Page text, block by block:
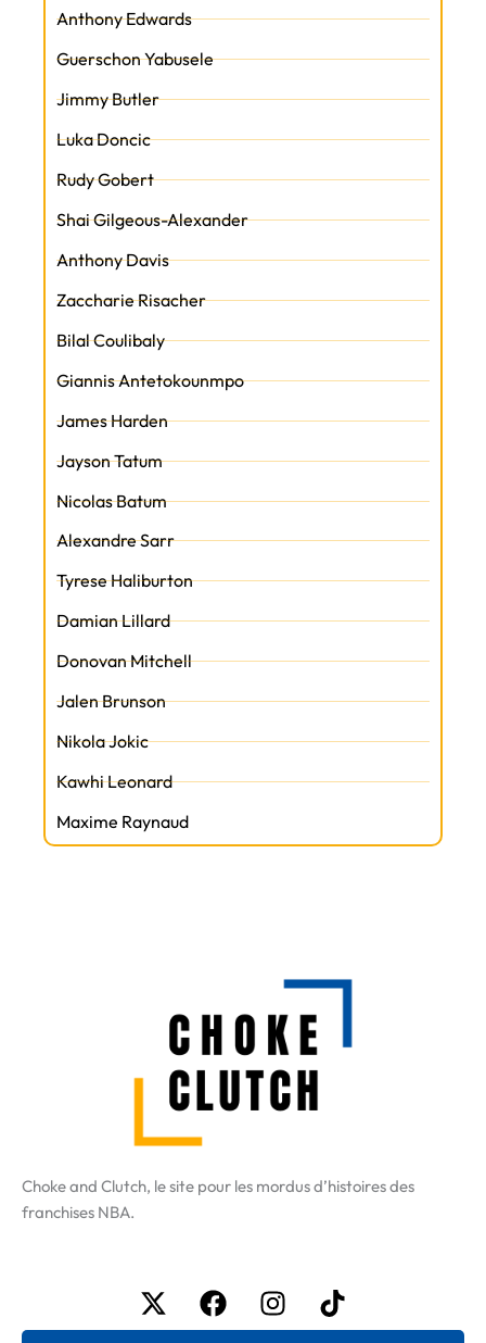
Anthony Edwards
Guerschon Yabusele
Jimmy Butler
Luka Doncic
Rudy Gobert
Shai Gilgeous-Alexander
Anthony Davis
Zaccharie Risacher
Bilal Coulibaly
Giannis Antetokounmpo
James Harden
Jayson Tatum
Nicolas Batum
Alexandre Sarr
Tyrese Haliburton
Damian Lillard
Donovan Mitchell
Jalen Brunson
Nikola Jokic
Kawhi Leonard
Maxime Raynaud
Choke and Clutch, le site pour les mordus d’histoires des
franchises NBA.
X-
twitter
FacebookInstagram
Tiktok